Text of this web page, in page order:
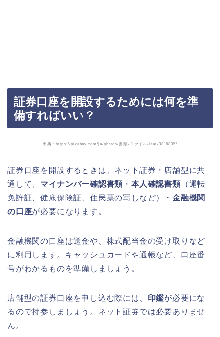
証券口座を開設するためには何を準
備すればいい？
出典：https://pixabay.com/ja/photos/書類-ファイル-irat-3816835/
証券口座を開設するときは、ネット証券・店舗型に共
通して、 マイナンバー確認書類 ・本人確認書類 （運転
免許証、健康保険証、住民票の写しなど）・金融機関
の口座が必要になります。
金融機関の口座は送金や、株式配当金の受け取りなど
に利用します。キャッシュカードや通帳など、口座番
号がわかるものを準備しましょう。
店舗型の証券口座を申し込む際には、 印鑑が必要にな
るので持参しましょう。ネット証券では必要ありませ
ん。